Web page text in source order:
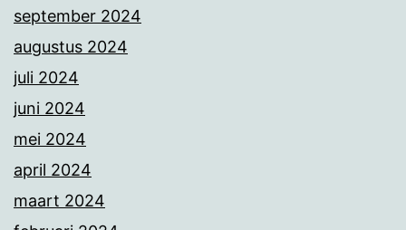
september 2024
augustus 2024
juli 2024
juni 2024
mei 2024
april 2024
maart 2024